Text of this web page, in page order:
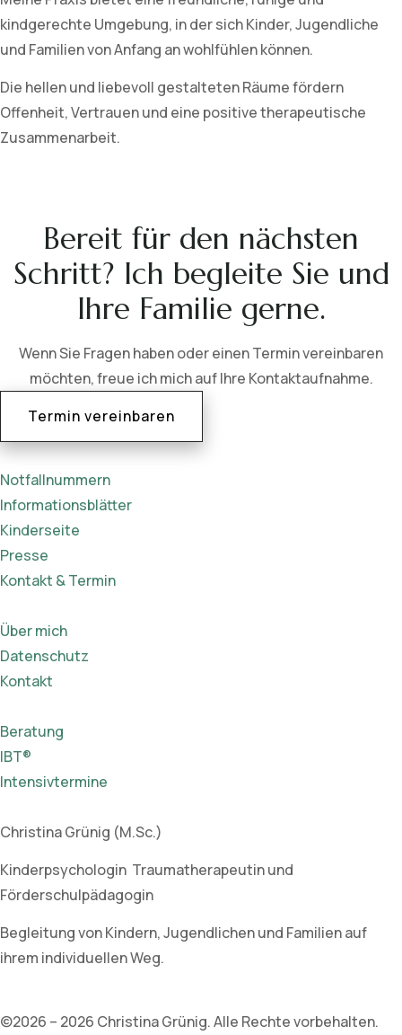
kindgerechte Umgebung, in der sich Kinder, Jugendliche
und Familien von Anfang an wohlfühlen können.
Die hellen und liebevoll gestalteten Räume fördern
Offenheit, Vertrauen und eine positive therapeutische
Zusammenarbeit.
Bereit für den nächsten
Schritt? Ich begleite Sie und
Ihre Familie gerne.
Wenn Sie Fragen haben oder einen Termin vereinbaren
möchten, freue ich mich auf Ihre Kontaktaufnahme.
Termin vereinbaren
Notfallnummern
Informationsblätter
Kinderseite
Presse
Kontakt & Termin
Über mich
Datenschutz
Kontakt
Beratung
IBT®
Intensivtermine
Christina Grünig (M.Sc.)
Kinderpsychologin Traumatherapeutin und
Förderschulpädagogin
Begleitung von Kindern, Jugendlichen und Familien auf
ihrem individuellen Weg.
©2026 – 2026 Christina Grünig. Alle Rechte vorbehalten.